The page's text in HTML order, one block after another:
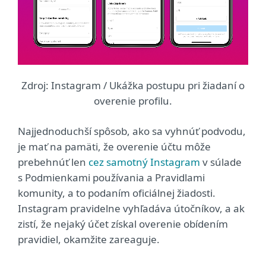
Zdroj: Instagram / Ukážka postupu pri žiadaní o
overenie profilu.
Najjednoduchší spôsob, ako sa vyhnúť podvodu,
je mať na pamäti, že overenie účtu môže
prebehnúť len cez samotný Instagram v súlade
s Podmienkami používania a Pravidlami
komunity, a to podaním oficiálnej žiadosti.
Instagram pravidelne vyhľadáva útočníkov, a ak
zistí, že nejaký účet získal overenie obídením
pravidiel, okamžite zareaguje.